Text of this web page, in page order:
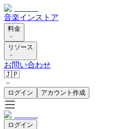
音楽インストア
料金
リソース
お問い合わせ
🇯🇵
ログイン アカウント作成
ログイン